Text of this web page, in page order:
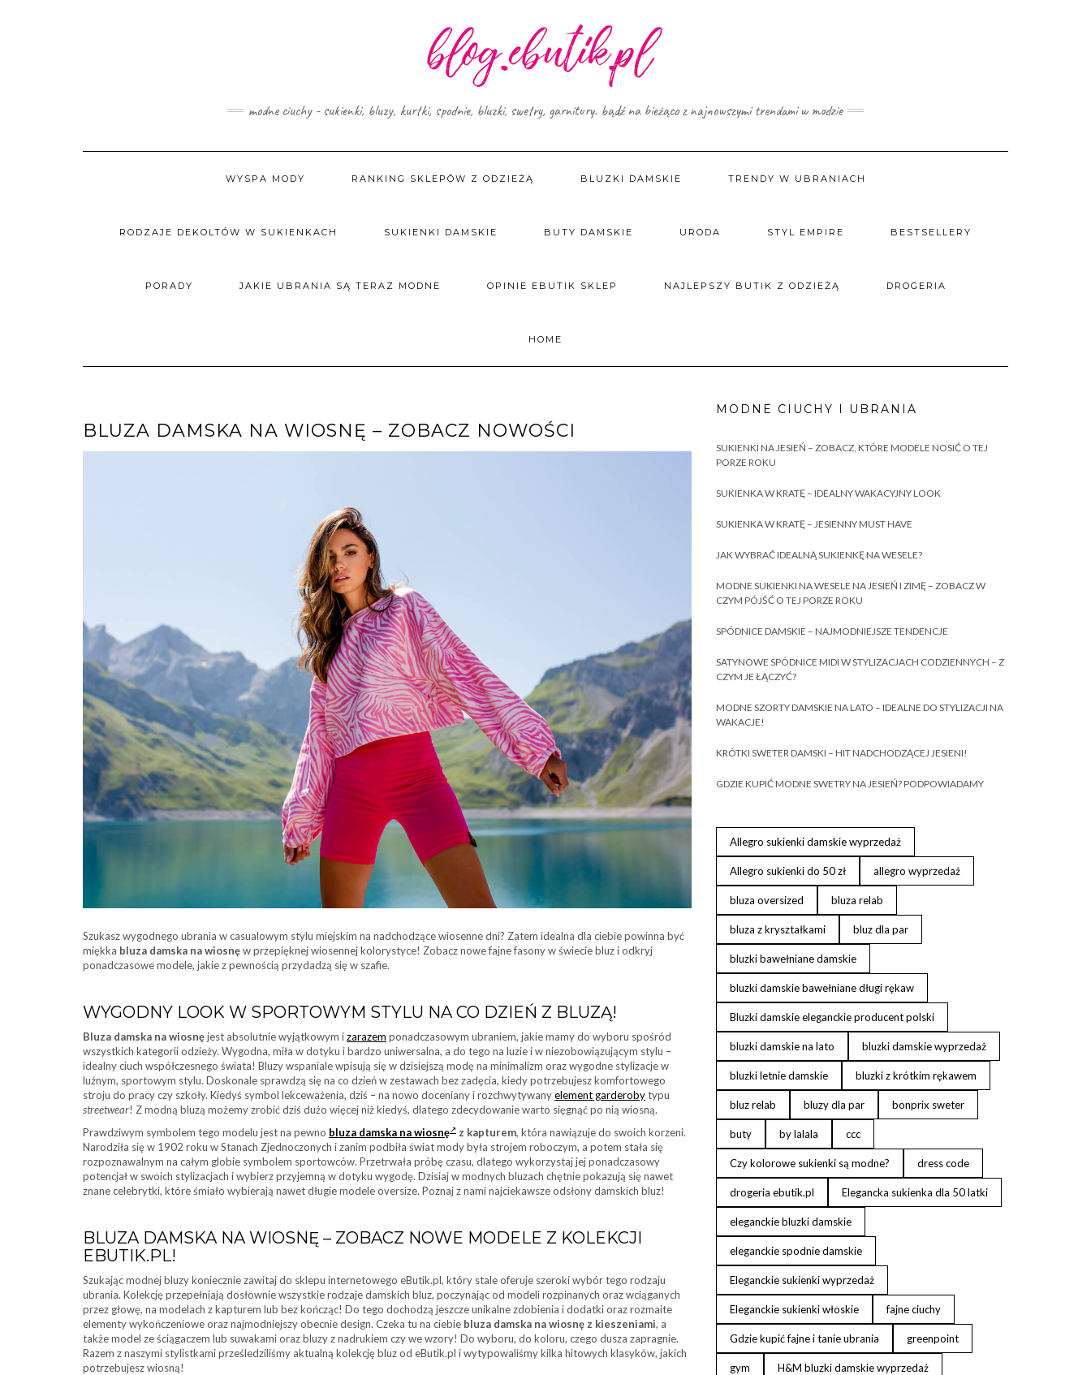
modne ciuchy - sukienki, bluzy, kurtki, spodnie, bluzki, swetry, garnitury. bądź na bieżąco z najnowszymi trendami w modzie
WYSPA MODY RANKING SKLEPÓW Z ODZIEŻĄ BLUZKI DAMSKIE TRENDY W UBRANIACH
RODZAJE DEKOLTÓW W SUKIENKACH SUKIENKI DAMSKIE BUTY DAMSKIE URODA STYL EMPIRE BESTSELLERY
PORADY JAKIE UBRANIA SĄ TERAZ MODNE OPINIE EBUTIK SKLEP NAJLEPSZY BUTIK Z ODZIEŻĄ DROGERIA
HOME
BLUZA DAMSKA NA WIOSNĘ – ZOBACZ NOWOŚCI
Szukasz wygodnego ubrania w casualowym stylu miejskim na nadchodzące wiosenne dni? Zatem idealna dla ciebie powinna być
miękka bluza damska na wiosnęw przepięknej wiosennej kolorystyce! Zobacz nowe fajne fasony w świecie bluz i odkryj
ponadczasowe modele, jakie z pewnością przydadzą się w szafie.
WYGODNY LOOK W SPORTOWYM STYLU NA CO DZIEŃ Z BLUZĄ!
Bluza damska na wiosnęjest absolutnie wyjątkowym izarazem ponadczasowym ubraniem, jakie mamy do wyboru spośród
wszystkich kategorii odzieży. Wygodna, miła w dotyku i bardzo uniwersalna, a do tego na luzie i w niezobowiązującym stylu –
idealny ciuch współczesnego świata! Bluzy wspaniale wpisują się w dzisiejszą modę na minimalizm oraz wygodne stylizacje w
luźnym, sportowym stylu. Doskonale sprawdzą się na co dzień w zestawach bez zadęcia, kiedy potrzebujesz komfortowego
stroju do pracy czy szkoły. Kiedyś symbol lekceważenia, dziś – na nowo doceniany i rozchwytywanyelement garderobytypu
streetwear! Z modną bluzą możemy zrobić dziś dużo więcej niż kiedyś, dlatego zdecydowanie warto sięgnąć po nią wiosną.
Prawdziwym symbolem tego modelu jest na pewno bluza damska na wiosnę z kapturem, która nawiązuje do swoich korzeni.
Narodziła się w 1902 roku w Stanach Zjednoczonych i zanim podbiła świat mody była strojem roboczym, a potem stała się
rozpoznawalnym na całym globie symbolem sportowców. Przetrwała próbę czasu, dlatego wykorzystaj jej ponadczasowy
potencjał w swoich stylizacjach i wybierz przyjemną w dotyku wygodę. Dzisiaj w modnych bluzach chętnie pokazują się nawet
znane celebrytki, które śmiało wybierają nawet długie modele oversize. Poznaj z nami najciekawsze odsłony damskich bluz!
BLUZA DAMSKA NA WIOSNĘ – ZOBACZ NOWE MODELE Z KOLEKCJI
EBUTIK.PL!
Szukając modnej bluzy koniecznie zawitaj do sklepu internetowego eButik.pl, który stale oferuje szeroki wybór tego rodzaju
ubrania. Kolekcję przepełniają dosłownie wszystkie rodzaje damskich bluz, poczynając od modeli rozpinanych oraz wciąganych
przez głowę, na modelach z kapturem lub bez kończąc! Do tego dochodzą jeszcze unikalne zdobienia i dodatki oraz rozmaite
elementy wykończeniowe oraz najmodniejszy obecnie design. Czeka tu na ciebie bluza damska na wiosnę z kieszeniami, a
także model ze ściągaczem lub suwakami oraz bluzy z nadrukiem czy we wzory! Do wyboru, do koloru, czego dusza zapragnie.
Razem z naszymi stylistkami prześledziliśmy aktualną kolekcję bluz od eButik.pl i wytypowaliśmy kilka hitowych klasyków, jakich
potrzebujesz wiosną!
MODNE CIUCHY I UBRANIA
SUKIENKI NA JESIEŃ – ZOBACZ, KTÓRE MODELE NOSIĆ O TEJ
PORZE ROKU
SUKIENKA W KRATĘ – IDEALNY WAKACYJNY LOOK
SUKIENKA W KRATĘ – JESIENNY MUST HAVE
JAK WYBRAĆ IDEALNĄ SUKIENKĘ NA WESELE?
MODNE SUKIENKI NA WESELE NA JESIEŃ I ZIMĘ – ZOBACZ W
CZYM PÓJŚĆ O TEJ PORZE ROKU
SPÓDNICE DAMSKIE – NAJMODNIEJSZE TENDENCJE
SATYNOWE SPÓDNICE MIDI W STYLIZACJACH CODZIENNYCH – Z
CZYM JE ŁĄCZYĆ?
MODNE SZORTY DAMSKIE NA LATO – IDEALNE DO STYLIZACJI NA
WAKACJE!
KRÓTKI SWETER DAMSKI – HIT NADCHODZĄCEJ JESIENI!
GDZIE KUPIĆ MODNE SWETRY NA JESIEŃ? PODPOWIADAMY
Allegro sukienki damskie wyprzedaż
Allegro sukienki do 50 zł allegro wyprzedaż
bluza oversized bluza relab
bluza z kryształkami bluz dla par
bluzki bawełniane damskie
bluzki damskie bawełniane długi rękaw
Bluzki damskie eleganckie producent polski
bluzki damskie na lato bluzki damskie wyprzedaż
bluzki letnie damskie bluzki z krótkim rękawem
bluz relab bluzy dla par bonprix sweter
buty by lalala ccc
Czy kolorowe sukienki są modne? dress code
drogeria ebutik.pl Elegancka sukienka dla 50 latki
eleganckie bluzki damskie
eleganckie spodnie damskie
Eleganckie sukienki wyprzedaż
Eleganckie sukienki włoskie fajne ciuchy
Gdzie kupić fajne i tanie ubrania greenpoint
gym H&M bluzki damskie wyprzedaż